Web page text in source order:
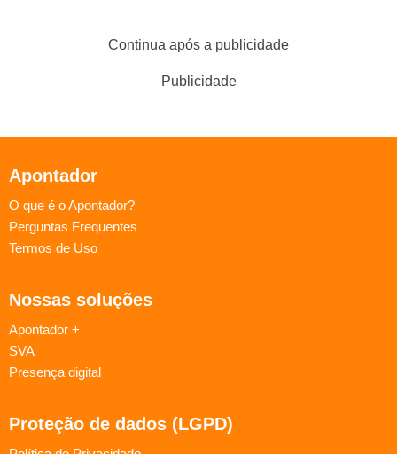
Continua após a publicidade
Publicidade
Apontador
O que é o Apontador?
Perguntas Frequentes
Termos de Uso
Nossas soluções
Apontador +
SVA
Presença digital
Proteção de dados (LGPD)